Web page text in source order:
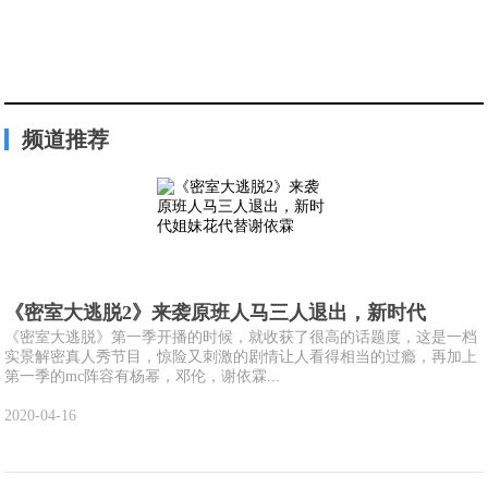
频道推荐
《密室大逃脱2》来袭原班人马三人退出，新时代
《密室大逃脱》第一季开播的时候，就收获了很高的话题度，这是一档
实景解密真人秀节目，惊险又刺激的剧情让人看得相当的过瘾，再加上
第一季的mc阵容有杨幂，邓伦，谢依霖...
2020-04-16